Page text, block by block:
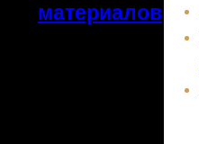
материалов